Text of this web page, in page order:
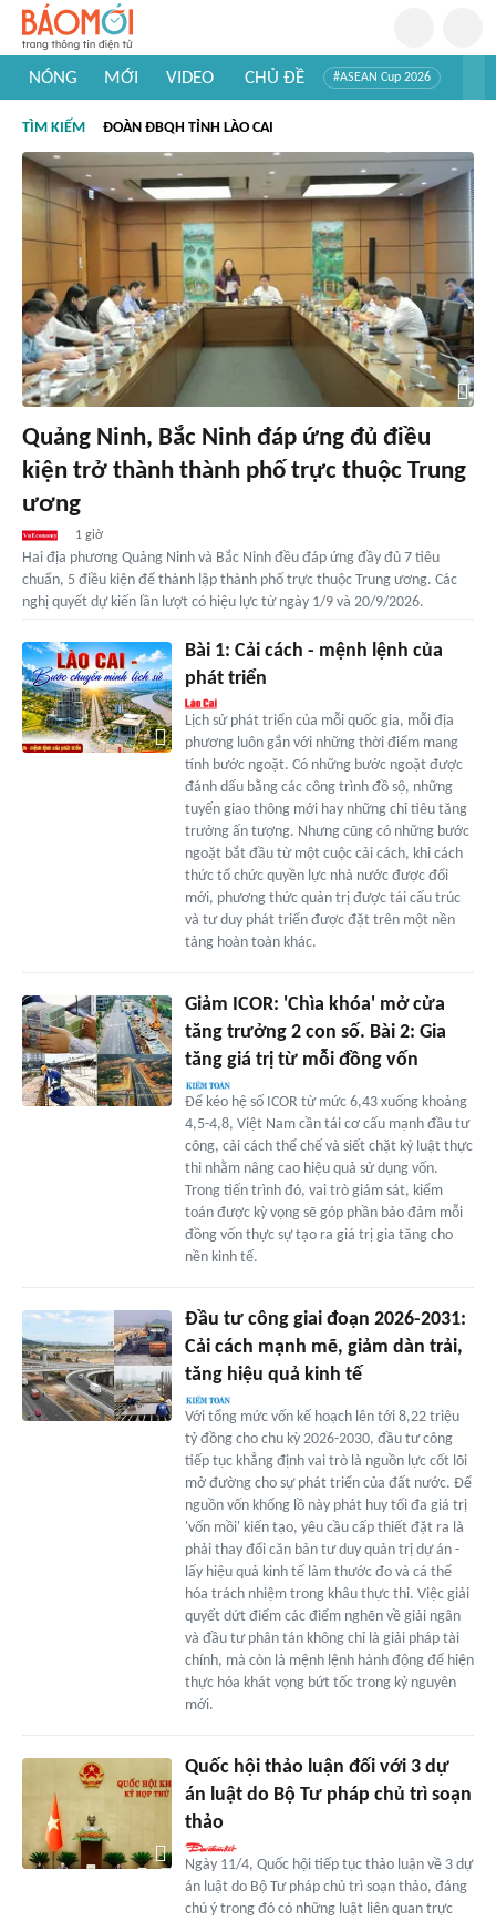
NÓNG MỚI VIDEO CHỦ ĐỀ #ASEAN Cup 2026
#Khám phá thế giới
TÌM KIẾM ĐOÀN ĐBQH TỈNH LÀO CAI
Quảng Ninh, Bắc Ninh đáp ứng đủ điều
kiện trở thành thành phố trực thuộc Trung
ương
1 giờ
Hai địa phương Quảng Ninh và Bắc Ninh đều đáp ứng đầy đủ 7 tiêu
chuẩn, 5 điều kiện để thành lập thành phố trực thuộc Trung ương. Các
nghị quyết dự kiến lần lượt có hiệu lực từ ngày 1/9 và 20/9/2026.
Bài 1: Cải cách - mệnh lệnh của
phát triển
Lịch sử phát triển của mỗi quốc gia, mỗi địa
phương luôn gắn với những thời điểm mang
tính bước ngoặt. Có những bước ngoặt được
đánh dấu bằng các công trình đồ sộ, những
tuyến giao thông mới hay những chỉ tiêu tăng
trưởng ấn tượng. Nhưng cũng có những bước
ngoặt bắt đầu từ một cuộc cải cách, khi cách
thức tổ chức quyền lực nhà nước được đổi
mới, phương thức quản trị được tái cấu trúc
và tư duy phát triển được đặt trên một nền
tảng hoàn toàn khác.
Giảm ICOR: 'Chìa khóa' mở cửa
tăng trưởng 2 con số. Bài 2: Gia
tăng giá trị từ mỗi đồng vốn
Để kéo hệ số ICOR từ mức 6,43 xuống khoảng
4,5-4,8, Việt Nam cần tái cơ cấu mạnh đầu tư
công, cải cách thể chế và siết chặt kỷ luật thực
thi nhằm nâng cao hiệu quả sử dụng vốn.
Trong tiến trình đó, vai trò giám sát, kiểm
toán được kỳ vọng sẽ góp phần bảo đảm mỗi
đồng vốn thực sự tạo ra giá trị gia tăng cho
nền kinh tế.
Đầu tư công giai đoạn 2026-2031:
Cải cách mạnh mẽ, giảm dàn trải,
tăng hiệu quả kinh tế
Với tổng mức vốn kế hoạch lên tới 8,22 triệu
tỷ đồng cho chu kỳ 2026-2030, đầu tư công
tiếp tục khẳng định vai trò là nguồn lực cốt lõi
mở đường cho sự phát triển của đất nước. Để
nguồn vốn khổng lồ này phát huy tối đa giá trị
'vốn mồi' kiến tạo, yêu cầu cấp thiết đặt ra là
phải thay đổi căn bản tư duy quản trị dự án -
lấy hiệu quả kinh tế làm thước đo và cá thể
hóa trách nhiệm trong khâu thực thi. Việc giải
quyết dứt điểm các điểm nghẽn về giải ngân
và đầu tư phân tán không chỉ là giải pháp tài
chính, mà còn là mệnh lệnh hành động để hiện
thực hóa khát vọng bứt tốc trong kỷ nguyên
mới.
Quốc hội thảo luận đối với 3 dự
án luật do Bộ Tư pháp chủ trì soạn
thảo
Ngày 11/4, Quốc hội tiếp tục thảo luận về 3 dự
án luật do Bộ Tư pháp chủ trì soạn thảo, đáng
chú ý trong đó có những luật liên quan trực